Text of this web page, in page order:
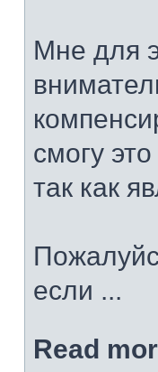
Мне для
смогу
так как
если ...
Read